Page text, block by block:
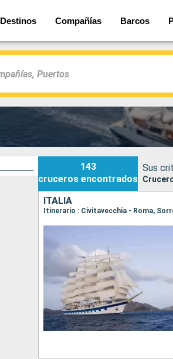
Destinos Compañías Barcos
143
cruceros encontrados
Sus
ITALIA
Itinerario : Civitavecchia - Roma,